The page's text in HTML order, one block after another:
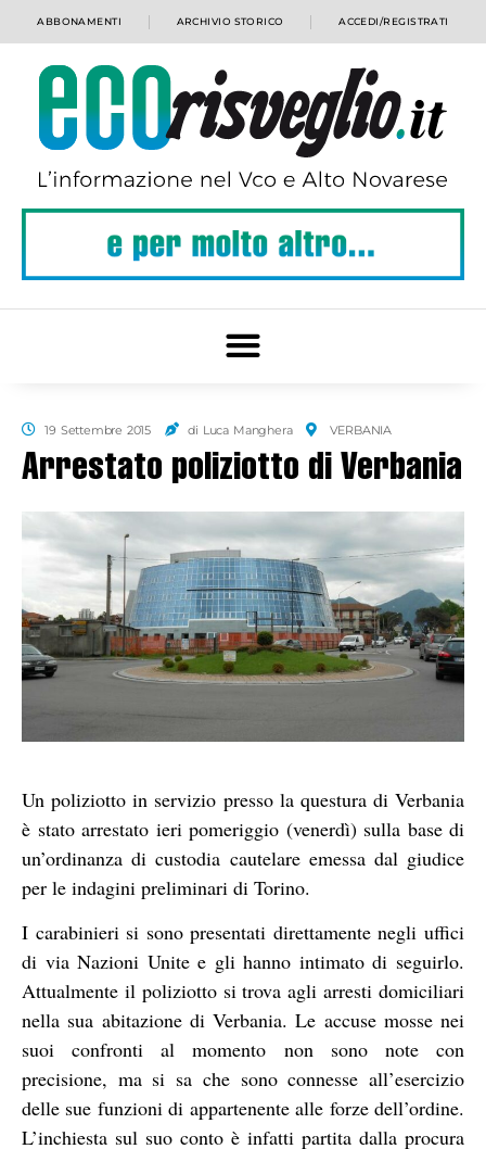
ABBONAMENTI ARCHIVIO STORICO ACCEDI/REGISTRATI
19 Settembre 2015 di Luca Manghera VERBANIA
Arrestato poliziotto di Verbania
Un poliziotto in servizio presso la questura di Verbania
è stato arrestato ieri pomeriggio (venerdì) sulla base di
un’ordinanza di custodia cautelare emessa dal giudice
per le indagini preliminari di Torino.
I carabinieri si sono presentati direttamente negli uffici
di via Nazioni Unite e gli hanno intimato di seguirlo.
Attualmente il poliziotto si trova agli arresti domiciliari
nella sua abitazione di Verbania. Le accuse mosse nei
suoi confronti al momento non sono note con
precisione, ma si sa che sono connesse all’esercizio
delle sue funzioni di appartenente alle forze dell’ordine.
L’inchiesta sul suo conto è infatti partita dalla procura